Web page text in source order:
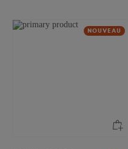
NOUVEAU